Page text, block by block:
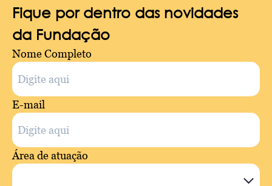
Fique por dentro das novidades
da Fundação
Nome Completo
E-mail
Área de atuação